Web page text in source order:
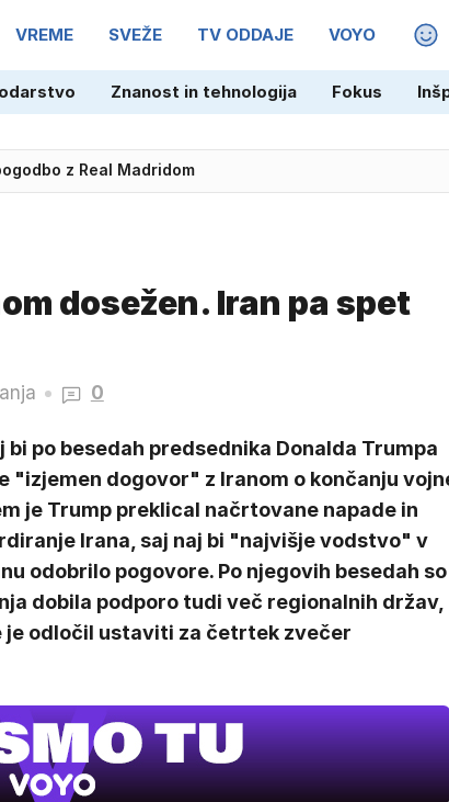
VREME SVEŽE TV ODDAJE VOYO
Znanost in tehnologija Fokus
z Real Madridom
dosežen. Iran pa spet
0
bi po besedah predsednika Donalda Trumpa
"izjemen dogovor" z Iranom o končanju
je Trump preklical načrtovane napade in
Irana, saj naj bi "najvišje vodstvo" v
odobrilo pogovore. Po njegovih besedah so
dobila podporo tudi več regionalnih držav,
je odločil ustaviti za četrtek zvečer
PINGVIN
Film
pustolovski